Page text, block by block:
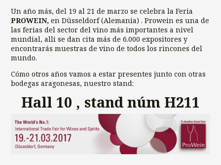
Un año más, del 19 al 21 de marzo se celebra la Feria
PROWEIN, en Düsseldorf (Alemania) . Prowein es una de
las ferias del sector del vino más importantes a nivel
mundial, alli se dan cita más de 6.000 expositores y
encontrarás muestras de vino de todos los rincones del
mundo.
Cómo otros años vamos a estar presentes junto con otras
bodegas aragonesas, nuestro stand:
Hall 10 , stand núm H211